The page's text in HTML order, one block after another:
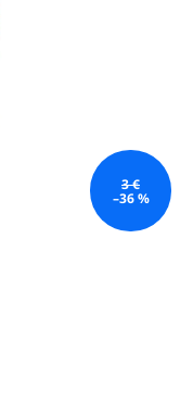
3 €
–36 %